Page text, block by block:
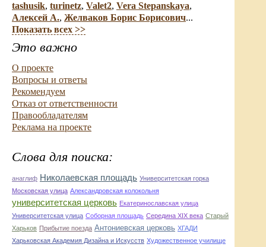
tashusik, turinetz, Valet2, Vera Stepanskaya,
Алексей А., Желваков Борис Борисович...
Показать всех >>
Это важно
О проекте
Вопросы и ответы
Рекомендуем
Отказ от ответственности
Правообладателям
Реклама на проекте
Слова для поиска:
анаглиф Николаевская площадь Университетская горка
Московская улица Александровская колокольня
университетская церковь Екатеринославская улица
Университетская улица Соборная площадь Середина XIX века Старый
Харьков Прибытие поезда Антониевская церковь ХГАДИ
Харьковская Академия Дизайна и Искусств Художественное училище